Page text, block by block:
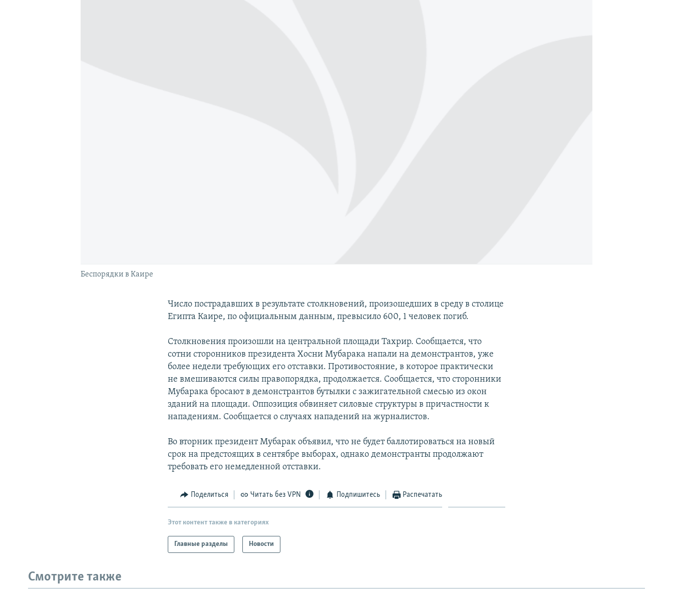
Беспорядки в Каире
Число пострадавших в результате столкновений, произошедших в среду в столице
Египта Каире, по официальным данным, превысило 600, 1 человек погиб.
Столкновения произошли на центральной площади Тахрир. Сообщается, что
сотни сторонников президента Хосни Мубарака напали на демонстрантов, уже
более недели требующих его отставки. Противостояние, в которое практически
не вмешиваются силы правопорядка, продолжается. Сообщается, что сторонники
Мубарака бросают в демонстрантов бутылки с зажигательной смесью из окон
зданий на площади. Оппозиция обвиняет силовые структуры в причастности к
нападениям. Сообщается о случаях нападений на журналистов.
Во вторник президент Мубарак объявил, что не будет баллотироваться на новый
срок на предстоящих в сентябре выборах, однако демонстранты продолжают
требовать его немедленной отставки.
Поделиться Читать без VPN Подпишитесь Распечатать
Этот контент также в категориях
Главные разделы Новости
Смотрите также